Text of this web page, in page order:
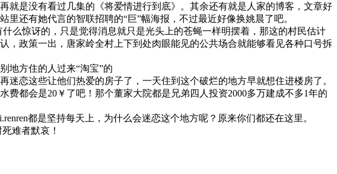
就是没有看过几集的《将爱情进行到底》。其余还有就是人家的博客，文章好
还有她代言的智联招聘的“巨”幅海报，不过最近好像换姚晨了吧。
么惊讶的，只是觉得消息就只是光头上的苍蝇一样明摆着，那这的村民估计
，政策一出，唐家岭全村上下到处肉眼能见的公共场合就能够看见各种口号拆
地方住的人过来“淘宝”的
恋这些让他们热爱的房子了，一天住到这个破烂的地方早就想住进楼房了。
都会是20￥了吧！那个董家大院都是兄弟四人投资2000多万建成不多1年的
都是坚持每天上，为什么会迷恋这个地方呢？原来你们都还在这里。
难者默哀！